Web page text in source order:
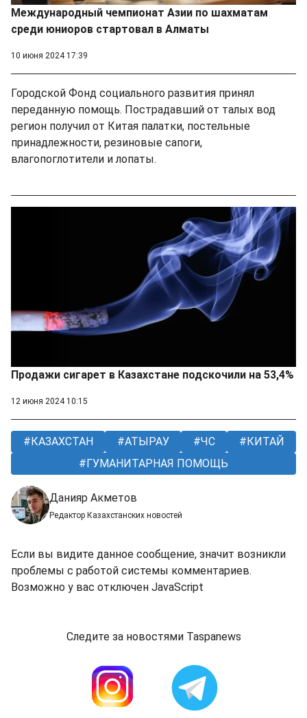
Международный чемпионат Азии по шахматам
среди юниоров стартовал в Алматы
10 июня 2024 17:39
Городской Фонд социального развития принял
переданную помощь. Пострадавший от талых вод
регион получил от Китая палатки, постельные
принадлежности, резиновые сапоги,
влагопоглотители и лопаты.
Продажи сигарет в Казахстане подскочили на 53,4%
12 июня 2024 10:15
КАЗАХСТАН АТЫРАУ ЧС
КИТАЙ
ГУМАНИТАРНАЯ ПОМОЩЬ
Данияр Акметов
Редактор Казахстанских новостей
Если вы видите данное сообщение, значит возникли
проблемы с работой системы комментариев.
Возможно у вас отключен JavaScript
Следите за новостями Taspanews